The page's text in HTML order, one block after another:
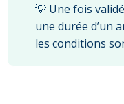
💡 Une fois
une durée d’un
les conditions